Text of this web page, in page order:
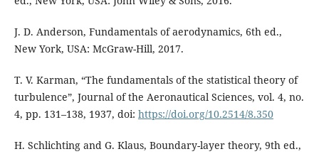
J. D. Anderson, Fundamentals of aerodynamics, 6th ed.,
New York, USA: McGraw-Hill, 2017.
T. V. Karman, “The fundamentals of the statistical theory of
turbulence”, Journal of the Aeronautical Sciences, vol. 4, no.
4, pp. 131–138, 1937, doi: https://doi.org/10.2514/8.350
H. Schlichting and G. Klaus, Boundary-layer theory, 9th ed.,